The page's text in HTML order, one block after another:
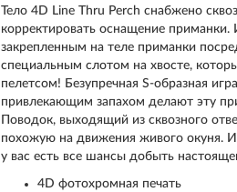
Тело 4D Line Thru Perch снабжено
корректировать оснащение
закрепленным на теле приманки
специальным слотом на хвосте,
пелетсом! Безупречная S-образная
привлекающим запахом делают эту
Поводок, выходящий из сквозного
похожую на движения живого окуня. И
у вас есть все шансы добыть
4D фотохромная печать